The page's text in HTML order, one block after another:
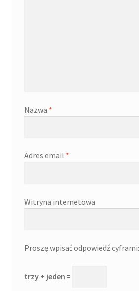
Nazwa *
Adres email *
Witryna internetowa
Proszę wpisać odpowiedź cyframi:
trzy + jeden =